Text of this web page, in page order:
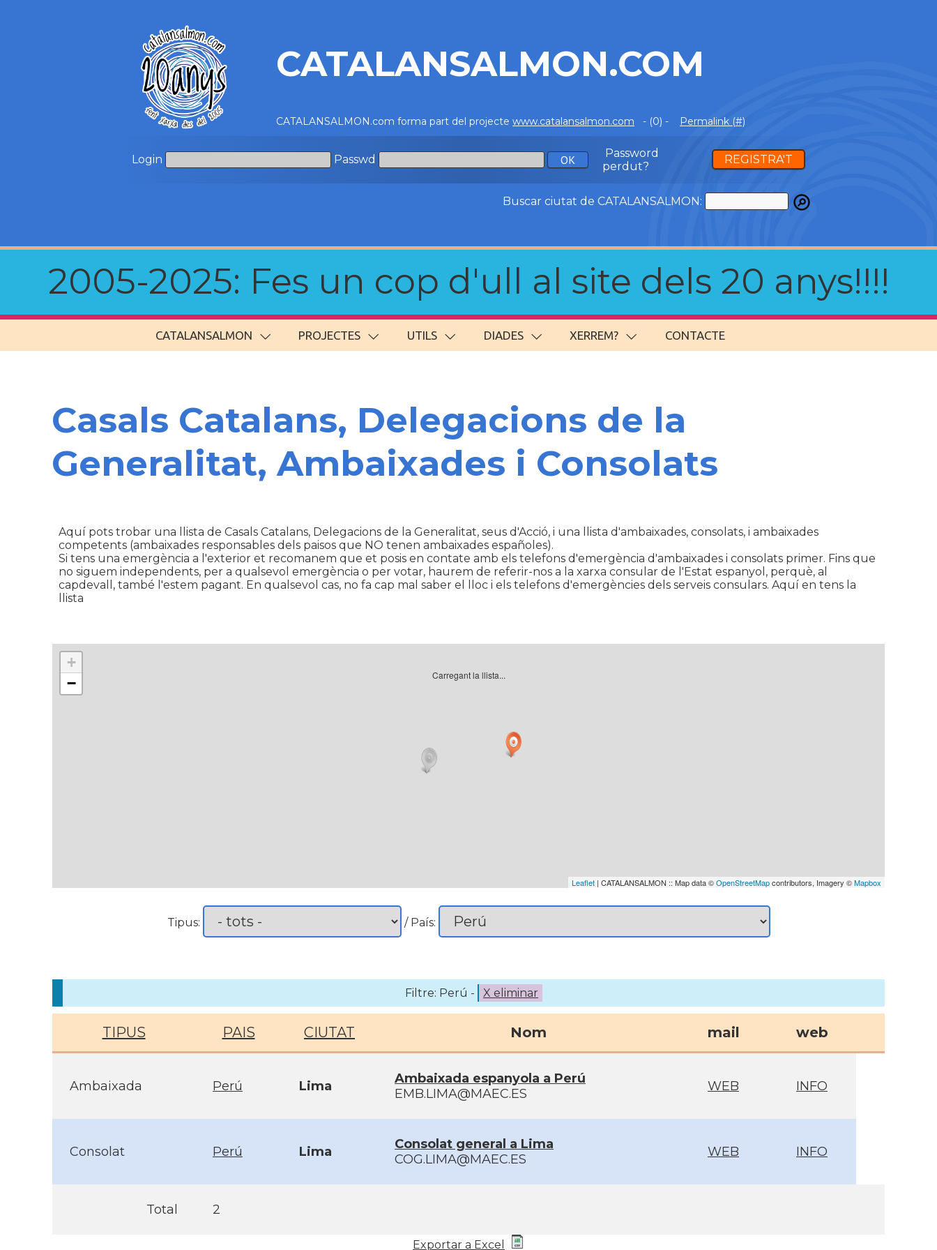
CATALANSALMON.COM
CATALANSALMON.com forma part del projecte www.catalansalmon.com - (0) - Permalink (#)
Login Passwd
Password
perdut?
REGISTRA'T
Buscar ciutat de CATALANSALMON:
2005-2025: Fes un cop d'ull al site dels 20 anys!!!!
CATALANSALMON PROJECTES UTILS DIADES XERREM? CONTACTE
Casals Catalans, Delegacions de la
Generalitat, Ambaixades i Consolats
Aquí pots trobar una llista de Casals Catalans, Delegacions de la Generalitat, seus d'Acció, i una llista d'ambaixades, consolats, i ambaixades
competents (ambaixades responsables dels paisos que NO tenen ambaixades españoles).
Si tens una emergència a l'exterior et recomanem que et posis en contate amb els telefons d'emergència d'ambaixades i consolats primer. Fins que
no siguem independents, per a qualsevol emergència o per votar, haurem de referir-nos a la xarxa consular de l'Estat espanyol, perquè, al
capdevall, també l'estem pagant. En qualsevol cas, no fa cap mal saber el lloc i els telefons d'emergències dels serveis consulars. Aquí en tens la
llista
Carregant la llista...
+
−
Leaflet | CATALANSALMON :: Map data ©OpenStreetMapcontributors, Imagery ©Mapbox
Tipus: / País:
Filtre: Perú - X eliminar
TIPUS PAIS CIUTAT Nom mail web
Ambaixada Perú Lima
Ambaixada espanyola a Perú
EMB.LIMA@MAEC.ES
WEB INFO
Consolat Perú Lima
Consolat general a Lima
COG.LIMA@MAEC.ES
WEB INFO
Total 2
Exportar a Excel